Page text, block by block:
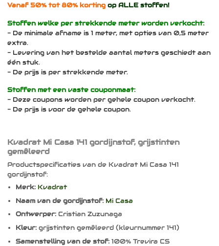
Vanaf 50% tot 80% korting op ALLE stoffen!
Stoffen welke per strekkende meter worden verkocht:
- De minimale afname is 1 meter, met opties van 0,5 meter
extra.
- Levering van het bestelde aantal meters geschiedt aan
één stuk.
- De prijs is per strekkende meter.
Stoffen met een vaste couponmaat:
- Deze coupons worden per gehele coupon verkocht.
- De prijs is voor de gehele coupon.
Kvadrat Mi Casa 141 gordijnstof, grijstinten
gemêleerd
Productspecificaties van de Kvadrat Mi Casa 141
gordijnstof:
Merk: Kvadrat
Naam van de gordijnstof: Mi Casa
Ontwerper:Cristian Zuzunaga
Kleur:grijstinten gemêleerd (kleurnummer 141)
Samenstelling van de stof:100% Trevira CS